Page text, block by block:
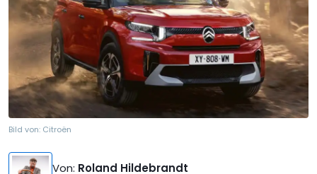
Bild von: Citroën
Von: Roland Hildebrandt